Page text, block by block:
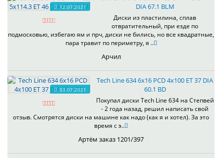
12.07.2021
DIA 67.1 BLM
Диски из пластилина, сплав
отвратительный, при езде по
подмосковью, избегаю ям и прч, диски не бились, но все квадратные,
пара травит по периметру, я ..
Арчил
03.07.2021
Tech Line 634 6x16 PCD 4x100 ET 37 DIA
60.1 BD
Покупал диски Tech Line 634 на Степвей
- 2 года назад, решил написать свой
отзыв. Смотрятся диски на машине как надо (как я и хотел). За это
время с э..
Артём заказ 1201/397